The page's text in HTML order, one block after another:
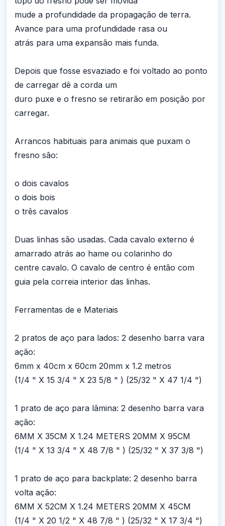
mude a profundidade da propagação de terra.
Avance para uma profundidade rasa ou
atrás para uma expansão mais funda.
Depois que fosse esvaziado e foi voltado ao ponto
de carregar dê a corda um
duro puxe e o fresno se retirarão em posição por
carregar.
Arrancos habituais para animais que puxam o
fresno são:
o dois cavalos
o dois bois
o três cavalos
Duas linhas são usadas. Cada cavalo externo é
amarrado atrás ao hame ou colarinho do
centre cavalo. O cavalo de centro é então com
guia pela correia interior das linhas.
Ferramentas de e Materiais
2 pratos de aço para lados: 2 desenho barra vara
ação:
6mm x 40cm x 60cm 20mm x 1.2 metros
(1/4 " X 15 3/4 " X 23 5/8 " ) (25/32 " X 47 1/4 ")
1 prato de aço para lâmina: 2 desenho barra vara
ação:
6MM X 35CM X 1.24 METERS 20MM X 95CM
(1/4 " X 13 3/4 " X 48 7/8 " ) (25/32 " X 37 3/8 ")
1 prato de aço para backplate: 2 desenho barra
volta ação:
6MM X 52CM X 1.24 METERS 20MM X 45CM
(1/4 " X 20 1/2 " X 48 7/8 " ) (25/32 " X 17 3/4 ")